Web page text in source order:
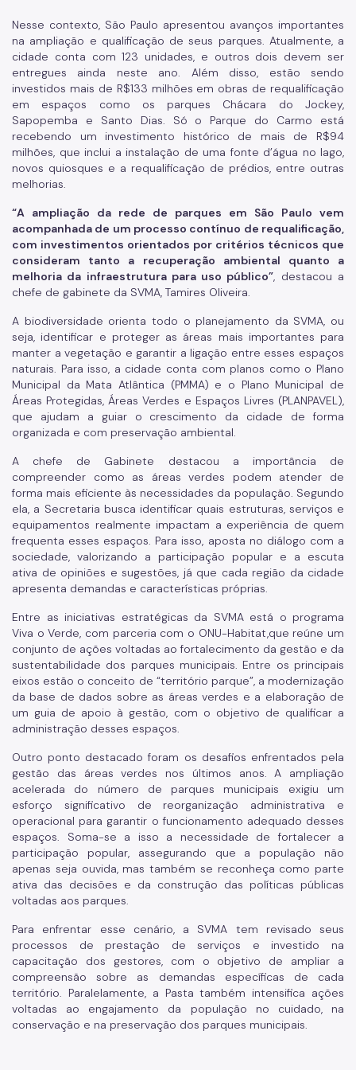
IPVA
Fiscalização Ambiental
Defesa e Valorização Ambiental
TAC - Termo de Ajustamento de Conduta
Mudanças Climáticas
Inventário de GEE
Plano de Ação Climática
COMFROTA-SP
Planos
Mata Atlântica
Arborização Urbana
Áreas Protegidas, Áreas Verdes e Espaços Livres
Serviços Ambientais
Educação Ambiental
Programas
Município VerdeAzul
Legislação
Biblioteca
Ouvidoria Geral
Nesse contexto, São Paulo apresentou avanços importantes
na ampliação e qualificação de seus parques. Atualmente, a
cidade conta com 123 unidades, e outros dois devem ser
entregues ainda neste ano. Além disso, estão sendo
investidos mais de R$133 milhões em obras de requalificação
em espaços como os parques Chácara do Jockey,
Sapopemba e Santo Dias. Só o Parque do Carmo está
recebendo um investimento histórico de mais de R$94
milhões, que inclui a instalação de uma fonte d’água no lago,
novos quiosques e a requalificação de prédios, entre outras
melhorias.
“A ampliação da rede de parques em São Paulo vem
acompanhada de um processo contínuo de requalificação,
com investimentos orientados por critérios técnicos que
consideram tanto a recuperação ambiental quanto a
melhoria da infraestrutura para uso público”, destacou a
chefe de gabinete da SVMA, Tamires Oliveira.
A biodiversidade orienta todo o planejamento da SVMA, ou
seja, identificar e proteger as áreas mais importantes para
manter a vegetação e garantir a ligação entre esses espaços
naturais. Para isso, a cidade conta com planos como o Plano
Municipal da Mata Atlântica (PMMA) e o Plano Municipal de
Áreas Protegidas, Áreas Verdes e Espaços Livres (PLANPAVEL),
que ajudam a guiar o crescimento da cidade de forma
organizada e com preservação ambiental.
A chefe de Gabinete destacou a importância de
compreender como as áreas verdes podem atender de
forma mais eficiente às necessidades da população. Segundo
ela, a Secretaria busca identificar quais estruturas, serviços e
equipamentos realmente impactam a experiência de quem
frequenta esses espaços. Para isso, aposta no diálogo com a
sociedade, valorizando a participação popular e a escuta
ativa de opiniões e sugestões, já que cada região da cidade
apresenta demandas e características próprias.
Entre as iniciativas estratégicas da SVMA está o programa
Viva o Verde, com parceria com o ONU-Habitat,que reúne um
conjunto de ações voltadas ao fortalecimento da gestão e da
sustentabilidade dos parques municipais. Entre os principais
eixos estão o conceito de “território parque”, a modernização
da base de dados sobre as áreas verdes e a elaboração de
um guia de apoio à gestão, com o objetivo de qualificar a
administração desses espaços.
Outro ponto destacado foram os desafios enfrentados pela
gestão das áreas verdes nos últimos anos. A ampliação
acelerada do número de parques municipais exigiu um
esforço significativo de reorganização administrativa e
operacional para garantir o funcionamento adequado desses
espaços. Soma-se a isso a necessidade de fortalecer a
participação popular, assegurando que a população não
apenas seja ouvida, mas também se reconheça como parte
ativa das decisões e da construção das políticas públicas
voltadas aos parques.
Para enfrentar esse cenário, a SVMA tem revisado seus
processos de prestação de serviços e investido na
capacitação dos gestores, com o objetivo de ampliar a
compreensão sobre as demandas específicas de cada
território. Paralelamente, a Pasta também intensifica ações
voltadas ao engajamento da população no cuidado, na
conservação e na preservação dos parques municipais.